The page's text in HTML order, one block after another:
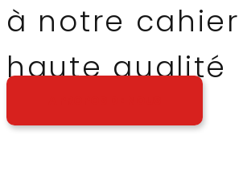
à notre
haute qualité